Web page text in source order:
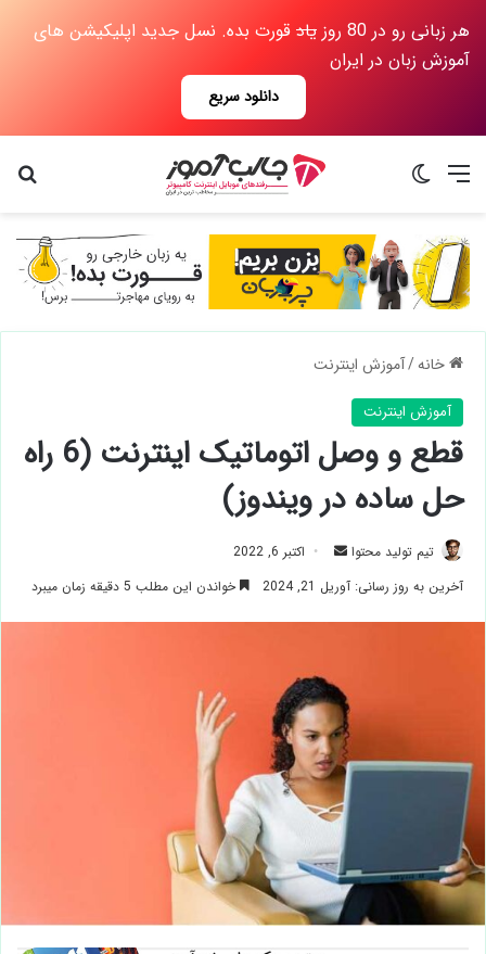
هر زبانی رو در 80 روز یاد قورت بده. نسل جدید اپلیکیشن های
آموزش زبان در ایران
دانلود سریع
منو
خانه/آموزش اینترنت
آموزش اینترنت
قطع و وصل اتوماتیک اینترنت (6 راه
حل ساده در ویندوز)
تیم تولید محتوا
ارسال
ایمیل
اکتبر 6, 2022
آخرین به روز رسانی: آوریل 21, 2024
خواندن این مطلب 5 دقیقه زمان میبرد